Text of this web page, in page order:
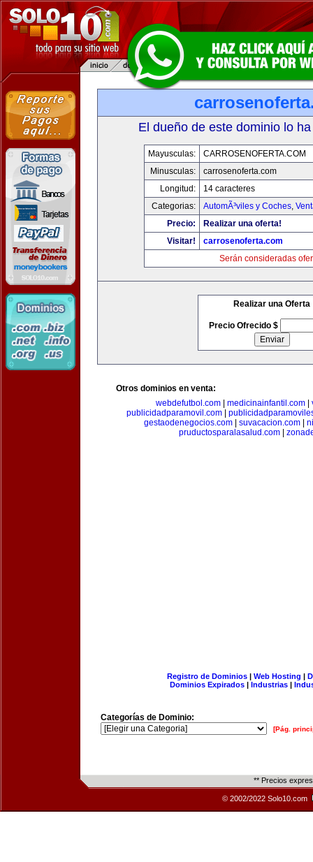
El dueño de este dominio lo
Mayusculas:
CARROSENOFERTA.COM
Minusculas:
carrosenoferta.com
Longitud:
14 caracteres
Categorias:
AutomÃ³viles y Coches,
Precio:
Realizar una oferta!
Visitar!
carrosenoferta.com
Serán consideradas
Realizar una Oferta
Precio Ofrecido $
Otros dominios en venta:
webdefutbol.com
medicinainfantil.com
publicidadparamovil.com
gestaodenegocios.com| suvacacion.com|
pruductosparalasalud.com|
Registro de Dominios| Web Hosting |
Dominios Expirados | Industrias |
Categorías de Dominio:
[Pág.
** Precios
© 2002/2022 Solo10.com